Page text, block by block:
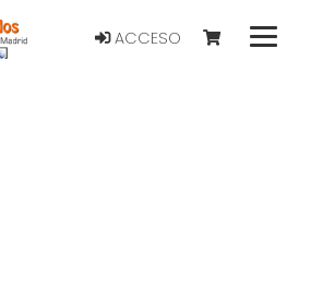
ACCESO